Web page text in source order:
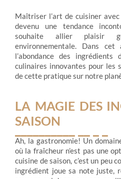
Maîtriser l’art de cuisiner
devenu une tendance
souhaite allier plaisir
environnementale. Dans cet
l’abondance des ingrédients
culinaires innovantes pour les
de cette pratique sur notre
LA MAGIE DES
SAISON
Ah, la gastronomie! Un
où la fraîcheur n’est pas une
cuisine de saison, c’est un peu
ingrédient joue sa note juste,